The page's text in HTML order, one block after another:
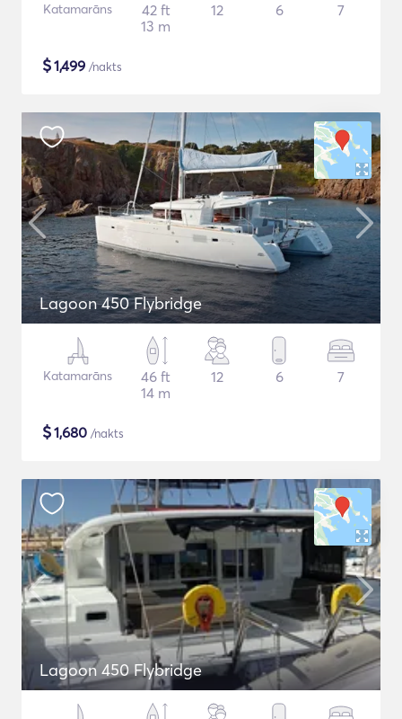
Katamarāns
42 ft
13 m
12 6 7
$1,499 /nakts
Lagoon 450 Flybridge
Katamarāns
46 ft
14 m
12 6 7
$1,680 /nakts
Lagoon 450 Flybridge